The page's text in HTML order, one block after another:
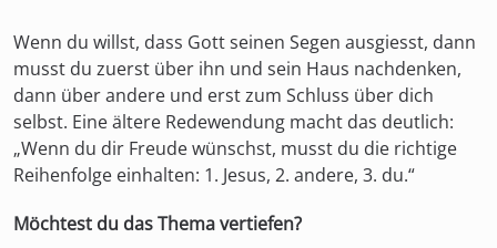
Wenn du willst, dass Gott seinen Segen ausgiesst, dann
musst du zuerst über ihn und sein Haus nachdenken,
dann über andere und erst zum Schluss über dich
selbst. Eine ältere Redewendung macht das deutlich:
„Wenn du dir Freude wünschst, musst du die richtige
Reihenfolge einhalten: 1. Jesus, 2. andere, 3. du.“
Möchtest du das Thema vertiefen?